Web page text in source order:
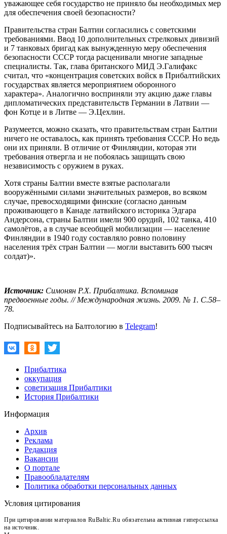
уважающее себя государство не приняло бы необходимых мер
для обеспечения своей безопасности?
Правительства стран Балтии согласились с советскими
требованиями. Ввод 10 дополнительных стрелковых дивизий
и 7 танковых бригад как вынужденную меру обеспечения
безопасности СССР тогда расценивали многие западные
специалисты. Так, глава британского МИД Э.Галифакс
считал, что «концентрация советских войск в Прибалтийских
государствах является мероприятием оборонного
характера». Аналогично восприняли эту акцию даже главы
дипломатических представительств Германии в Латвии —
фон Котце и в Литве — Э.Цехлин.
Разумеется, можно сказать, что правительствам стран Балтии
ничего не оставалось, как принять требования СССР. Но ведь
они их приняли. В отличие от Финляндии, которая эти
требования отвергла и не побоялась защищать свою
независимость с оружием в руках.
Хотя страны Балтии вместе взятые располагали
вооружёнными силами значительных размеров, во всяком
случае, превосходящими финские (согласно данным
проживающего в Канаде латвийского историка Эдгара
Андерсона, страны Балтии имели 900 орудий, 102 танка, 410
самолётов, а в случае всеобщей мобилизации — население
Финляндии в 1940 году составляло ровно половину
населения трёх стран Балтии — могли выставить 600 тысяч
солдат)».
Источник: Симонян Р.Х. Прибалтика. Вспоминая
предвоенные годы. // Международная жизнь. 2009. № 1. С.58–
78.
Подписывайтесь на Балтологию в Telegram!
Прибалтика
оккупация
советизация Прибалтики
История Прибалтики
Информация
Архив
Реклама
Редакция
Вакансии
О портале
Правообладателям
Политика обработки персональных данных
Условия цитирования
При цитировании материалов RuBaltic.Ru обязательна активная гиперссылка
на источник.